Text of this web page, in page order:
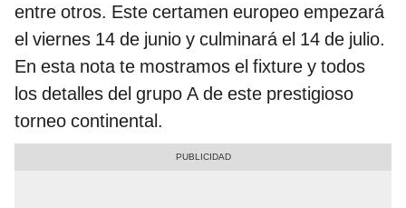
entre otros. Este certamen europeo empezará
el viernes 14 de junio y culminará el 14 de julio.
En esta nota te mostramos el fixture y todos
los detalles del grupo A de este prestigioso
torneo continental.